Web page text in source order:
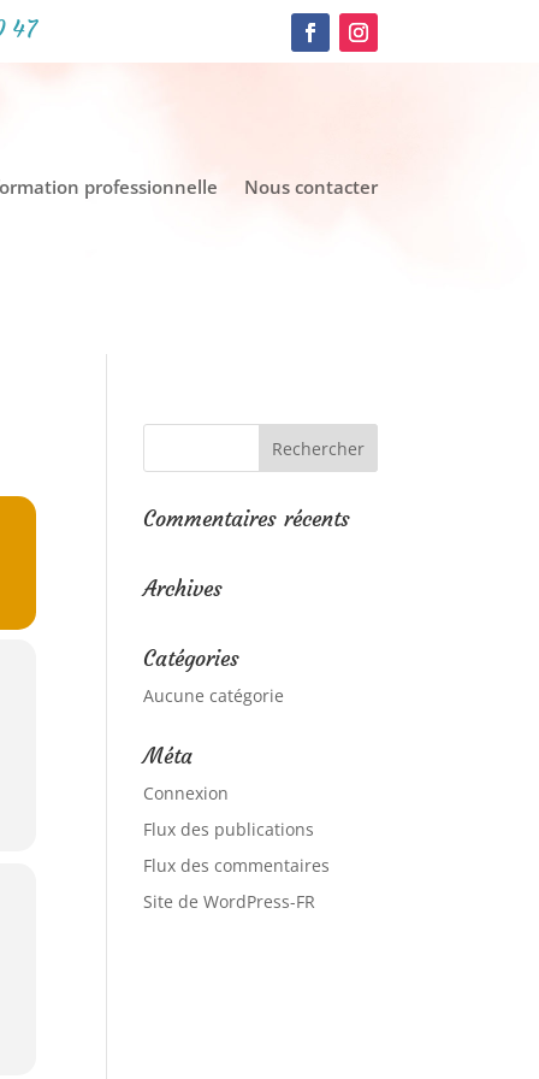
47
professionnelle Nous contacter
Commentaires récents
Archives
Catégories
Aucune catégorie
Méta
Connexion
Flux des publications
Flux des commentaires
Site de WordPress-FR